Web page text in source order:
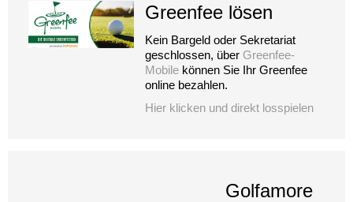
Greenfee lösen
Kein Bargeld oder Sekretariat
geschlossen, über Greenfee-
Mobile können Sie Ihr Greenfee
online bezahlen.
Hier klicken und direkt losspielen
Golfamore